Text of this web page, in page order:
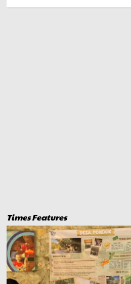
Times Features